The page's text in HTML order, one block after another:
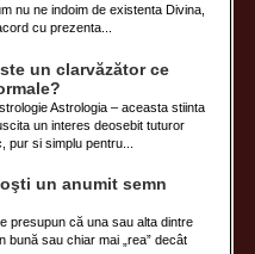
nu ne indoim de existenta Divina,
cu prezenta...
un clarvăzător ce
Astrologia – aceasta stiinta
un interes deosebit tuturor
pur si simplu pentru...
un anumit semn
presupun că una sau alta dintre
bună sau chiar mai „rea” decât